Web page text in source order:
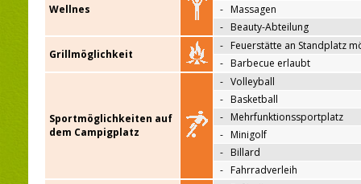
Wellnes
- Massagen
- Beauty-Abteilung
Grillmöglichkeit
- Feuerstätte an Standplatz
- Barbecue erlaubt
Sportmöglichkeiten auf
dem Campigplatz
- Volleyball
- Basketball
- Mehrfunktionssportplatz
- Minigolf
- Billard
- Fahrradverleih